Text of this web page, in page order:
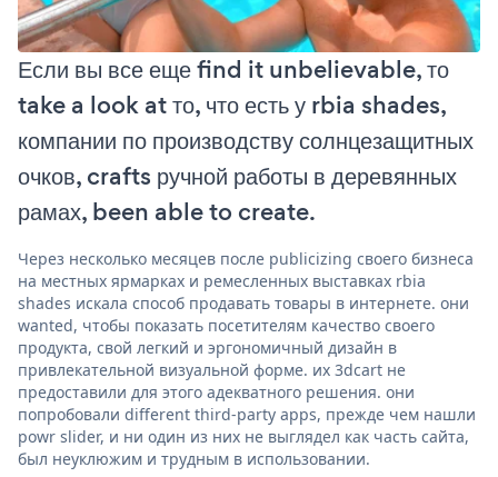
Если вы все еще find it unbelievable, то
take a look at то, что есть у rbia shades,
компании по производству солнцезащитных
очков, crafts ручной работы в деревянных
рамах, been able to create.
Через несколько месяцев после publicizing своего бизнеса
на местных ярмарках и ремесленных выставках rbia
shades искала способ продавать товары в интернете. они
wanted, чтобы показать посетителям качество своего
продукта, свой легкий и эргономичный дизайн в
привлекательной визуальной форме. их 3dcart не
предоставили для этого адекватного решения. они
попробовали different third-party apps, прежде чем нашли
powr slider, и ни один из них не выглядел как часть сайта,
был неуклюжим и трудным в использовании.